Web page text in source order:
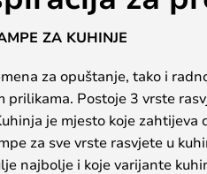
ZA KUHINJE
za opuštanje, tako i
Postoje 3 vrste
je mjesto koje
za sve vrste rasvjete u
najbolje i koje varijante